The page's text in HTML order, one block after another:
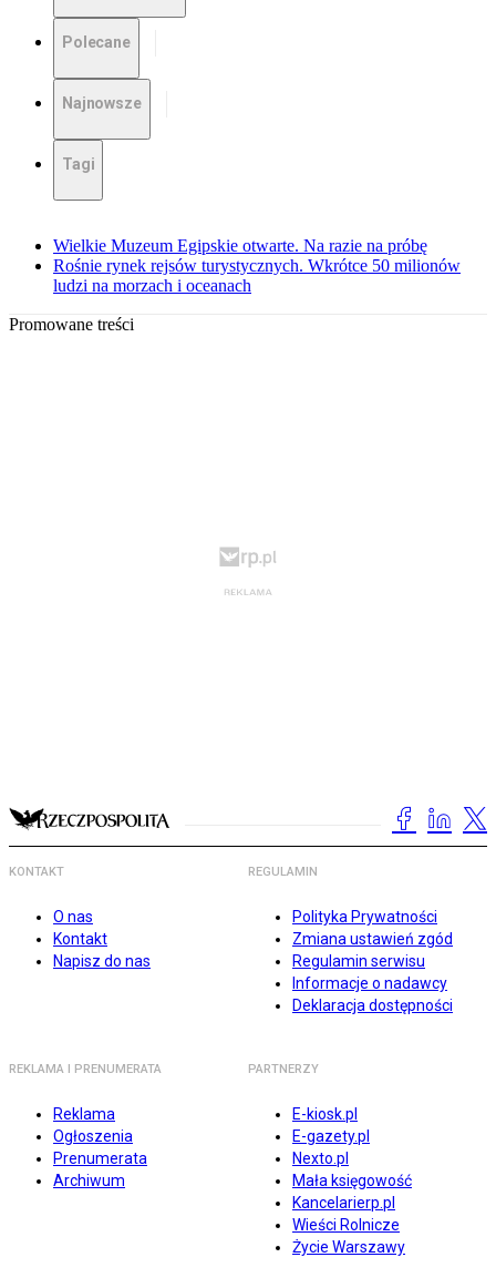
Polecane
Najnowsze
Tagi
Wielkie Muzeum Egipskie otwarte. Na razie na próbę
Rośnie rynek rejsów turystycznych. Wkrótce 50 milionów
ludzi na morzach i oceanach
Promowane treści
KONTAKT
O nas
Kontakt
Napisz do nas
REGULAMIN
Polityka Prywatności
Zmiana ustawień zgód
Regulamin serwisu
Informacje o nadawcy
Deklaracja dostępności
REKLAMA I PRENUMERATA
Reklama
Ogłoszenia
Prenumerata
Archiwum
PARTNERZY
E-kiosk.pl
E-gazety.pl
Nexto.pl
Mała księgowość
Kancelarierp.pl
Wieści Rolnicze
Życie Warszawy